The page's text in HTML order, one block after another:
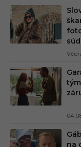
na